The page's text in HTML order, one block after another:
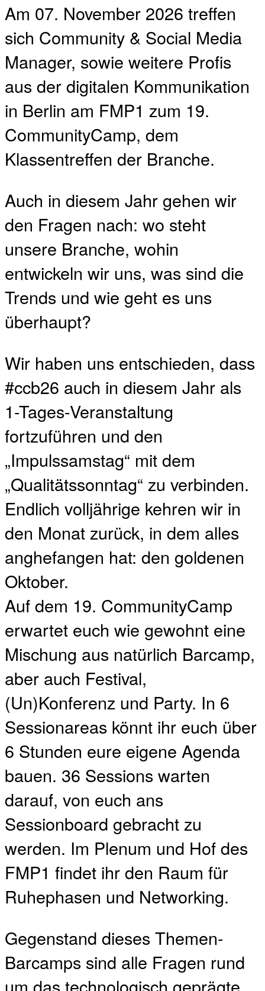
Am 07. November 2026 treffen
sich Community & Social Media
Manager, sowie weitere Profis
aus der digitalen Kommunikation
in Berlin am FMP1 zum 19.
CommunityCamp, dem
Klassentreffen der Branche.
Auch in diesem Jahr gehen wir
den Fragen nach: wo steht
unsere Branche, wohin
entwickeln wir uns, was sind die
Trends und wie geht es uns
überhaupt?
Wir haben uns entschieden, dass
#ccb26 auch in diesem Jahr als
1-Tages-Veranstaltung
fortzuführen und den
„Impulssamstag“ mit dem
„Qualitätssonntag“ zu verbinden.
Endlich volljährige kehren wir in
den Monat zurück, in dem alles
anghefangen hat: den goldenen
Oktober.
Auf dem 19. CommunityCamp
erwartet euch wie gewohnt eine
Mischung aus natürlich Barcamp,
aber auch Festival,
(Un)Konferenz und Party. In 6
Sessionareas könnt ihr euch über
6 Stunden eure eigene Agenda
bauen. 36 Sessions warten
darauf, von euch ans
Sessionboard gebracht zu
werden. Im Plenum und Hof des
FMP1 findet ihr den Raum für
Ruhephasen und Networking.
Gegenstand dieses Themen-
Barcamps sind alle Fragen rund
um das technologisch geprägte,